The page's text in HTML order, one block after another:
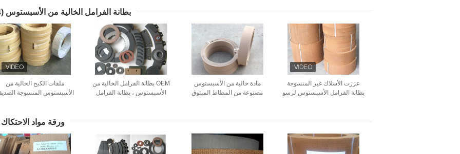
بطانة الفرامل الخالية من الأسبستوس (14)
ملفات الكبح الخالية من
الأسبستوس المنسوجة
OEM بطانة الفرامل الخالية من
الأسبستوس ، بطانة الفرامل
مادة خالية من الأسبستوس
مصنوعة من المطاط المبثوق
عززت الأسلاك غير المنسوجة
بطانة الفرامل الأسبستوس لرسو
ورقة مواد الاحتكاك